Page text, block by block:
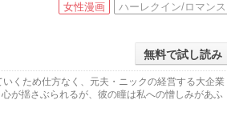
女性漫画 ハーレクイン/ロマンス
無料で試し読み
くため仕方なく、元夫・ニックの経営する大企業
が揺さぶられるが、彼の瞳は私への憎しみがあふ